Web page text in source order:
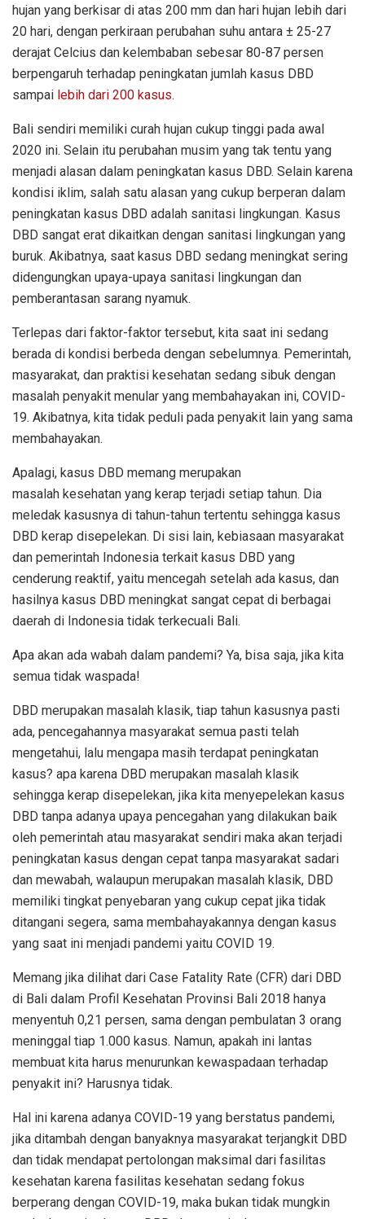
hujan yang berkisar di atas 200 mm dan hari hujan lebih dari
20 hari, dengan perkiraan perubahan suhu antara ± 25-27
derajat Celcius dan kelembaban sebesar 80-87 persen
berpengaruh terhadap peningkatan jumlah kasus DBD
sampai lebih dari 200 kasus.
Bali sendiri memiliki curah hujan cukup tinggi pada awal
2020 ini. Selain itu perubahan musim yang tak tentu yang
menjadi alasan dalam peningkatan kasus DBD. Selain karena
kondisi iklim, salah satu alasan yang cukup berperan dalam
peningkatan kasus DBD adalah sanitasi lingkungan. Kasus
DBD sangat erat dikaitkan dengan sanitasi lingkungan yang
buruk. Akibatnya, saat kasus DBD sedang meningkat sering
didengungkan upaya-upaya sanitasi lingkungan dan
pemberantasan sarang nyamuk.
Terlepas dari faktor-faktor tersebut, kita saat ini sedang
berada di kondisi berbeda dengan sebelumnya. Pemerintah,
masyarakat, dan praktisi kesehatan sedang sibuk dengan
masalah penyakit menular yang membahayakan ini, COVID-
19. Akibatnya, kita tidak peduli pada penyakit lain yang sama
membahayakan.
Apalagi, kasus DBD memang merupakan
masalah kesehatan yang kerap terjadi setiap tahun. Dia
meledak kasusnya di tahun-tahun tertentu sehingga kasus
DBD kerap disepelekan. Di sisi lain, kebiasaan masyarakat
dan pemerintah Indonesia terkait kasus DBD yang
cenderung reaktif, yaitu mencegah setelah ada kasus, dan
hasilnya kasus DBD meningkat sangat cepat di berbagai
daerah di Indonesia tidak terkecuali Bali.
Apa akan ada wabah dalam pandemi? Ya, bisa saja, jika kita
semua tidak waspada!
DBD merupakan masalah klasik, tiap tahun kasusnya pasti
ada, pencegahannya masyarakat semua pasti telah
mengetahui, lalu mengapa masih terdapat peningkatan
kasus? apa karena DBD merupakan masalah klasik
sehingga kerap disepelekan, jika kita menyepelekan kasus
DBD tanpa adanya upaya pencegahan yang dilakukan baik
oleh pemerintah atau masyarakat sendiri maka akan terjadi
peningkatan kasus dengan cepat tanpa masyarakat sadari
dan mewabah, walaupun merupakan masalah klasik, DBD
memiliki tingkat penyebaran yang cukup cepat jika tidak
ditangani segera, sama membahayakannya dengan kasus
yang saat ini menjadi pandemi yaitu COVID 19.
Memang jika dilihat dari Case Fatality Rate (CFR) dari DBD
di Bali dalam Profil Kesehatan Provinsi Bali 2018 hanya
menyentuh 0,21 persen, sama dengan pembulatan 3 orang
meninggal tiap 1.000 kasus. Namun, apakah ini lantas
membuat kita harus menurunkan kewaspadaan terhadap
penyakit ini? Harusnya tidak.
Hal ini karena adanya COVID-19 yang berstatus pandemi,
jika ditambah dengan banyaknya masyarakat terjangkit DBD
dan tidak mendapat pertolongan maksimal dari fasilitas
kesehatan karena fasilitas kesehatan sedang fokus
berperang dengan COVID-19, maka bukan tidak mungkin